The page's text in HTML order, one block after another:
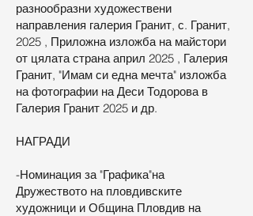
разнообразни художествени
направления галерия Гранит, с. Гранит,
2025 , Приложна изложба на майстори
от цялата страна април 2025 , Галерия
Гранит, "Имам си една мечта" изложба
на фотографии на Деси Тодорова в
Галерия Гранит 2025 и др.
НАГРАДИ
-Номинация за "Графика"на
Дружеството на пловдивските
художници и Община Пловдив на